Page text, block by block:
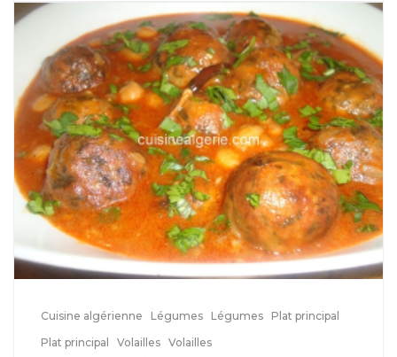
Cuisine algérienne Légumes Légumes
Plat principal
Plat principal
Volailles Volailles